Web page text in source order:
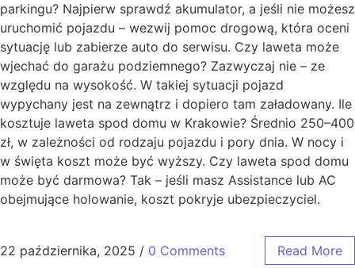
parkingu? Najpierw sprawdź akumulator, a jeśli nie możesz
uruchomić pojazdu – wezwij pomoc drogową, która oceni
sytuację lub zabierze auto do serwisu. Czy laweta może
wjechać do garażu podziemnego? Zazwyczaj nie – ze
względu na wysokość. W takiej sytuacji pojazd
wypychany jest na zewnątrz i dopiero tam załadowany. Ile
kosztuje laweta spod domu w Krakowie? Średnio 250–400
zł, w zależności od rodzaju pojazdu i pory dnia. W nocy i
w święta koszt może być wyższy. Czy laweta spod domu
może być darmowa? Tak – jeśli masz Assistance lub AC
obejmujące holowanie, koszt pokryje ubezpieczyciel.
22 października, 2025 / 0 Comments Read More